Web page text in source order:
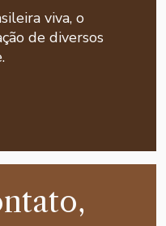
viva, o
de diversos